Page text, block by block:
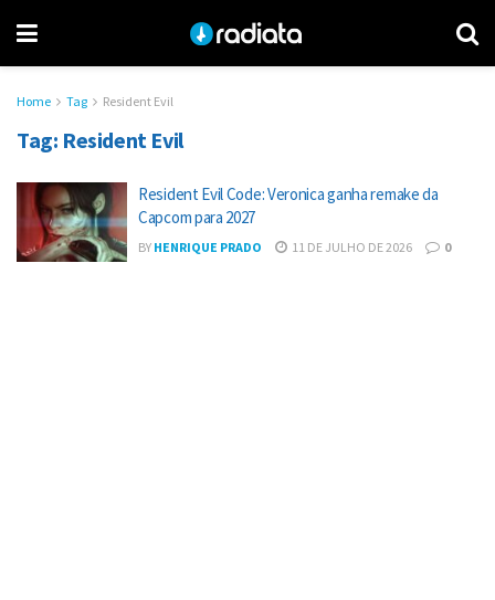
Home Tag Resident Evil
Tag: Resident Evil
Resident Evil Code: Veronica ganha remake da
Capcom para 2027
BY HENRIQUE PRADO 11 DE JULHO DE 2026 0